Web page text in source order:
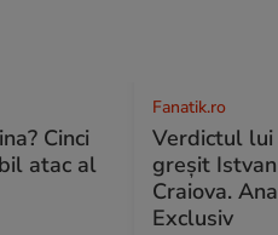
Cinci
atac al
Fanatik.ro
Verdictul lui
greșit
Craiova.
Exclusiv